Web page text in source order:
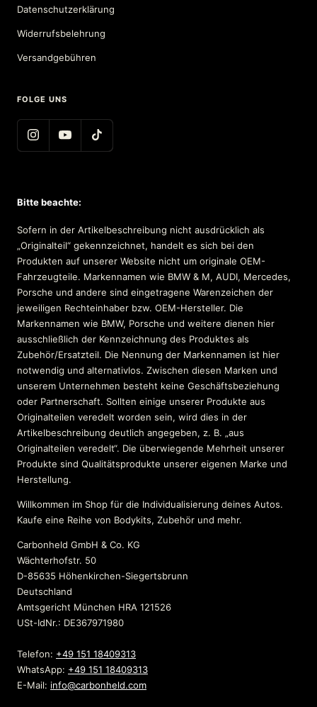
Datenschutzerklärung
Widerrufsbelehrung
Versandgebühren
FOLGE UNS
Bitte beachte:
Sofern in der Artikelbeschreibung nicht ausdrücklich als
„Originalteil“ gekennzeichnet, handelt es sich bei den
Produkten auf unserer Website nicht um originale OEM-
Fahrzeugteile. Markennamen wie BMW & M, AUDI, Mercedes,
Porsche und andere sind eingetragene Warenzeichen der
jeweiligen Rechteinhaber bzw. OEM-Hersteller. Die
Markennamen wie BMW, Porsche und weitere dienen hier
ausschließlich der Kennzeichnung des Produktes als
Zubehör/Ersatzteil. Die Nennung der Markennamen ist hier
notwendig und alternativlos. Zwischen diesen Marken und
unserem Unternehmen besteht keine Geschäftsbeziehung
oder Partnerschaft. Sollten einige unserer Produkte aus
Originalteilen veredelt worden sein, wird dies in der
Artikelbeschreibung deutlich angegeben, z. B. „aus
Originalteilen veredelt“. Die überwiegende Mehrheit unserer
Produkte sind Qualitätsprodukte unserer eigenen Marke und
Herstellung.
Willkommen im Shop für die Individualisierung deines Autos.
Kaufe eine Reihe von Bodykits, Zubehör und mehr.
Carbonheld GmbH & Co. KG
Wächterhofstr. 50
D-85635 Höhenkirchen-Siegertsbrunn
Deutschland
Amtsgericht München HRA 121526
USt-IdNr.: DE367971980
Telefon: +49 151 18409313
WhatsApp: +49 151 18409313
E-Mail: info@carbonheld.com